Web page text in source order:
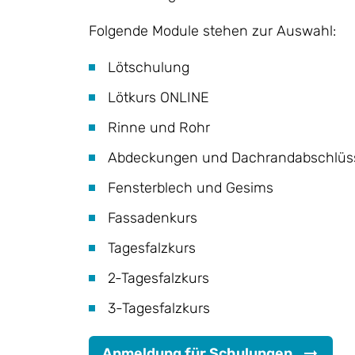
Folgende Module stehen zur Auswahl:
Lötschulung
Lötkurs ONLINE
Rinne und Rohr
Abdeckungen und
Fensterblech und Gesims
Fassadenkurs
Tagesfalzkurs
2-Tagesfalzkurs
3-Tagesfalzkurs